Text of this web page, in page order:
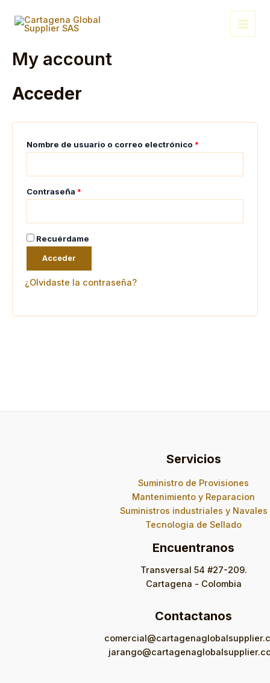
contenido
Main
Menu
My account
Acceder
Nombre de usuario o correo electrónico *
Contraseña *
Recuérdame
Acceder
¿Olvidaste la contraseña?
Servicios
Suministro de Provisiones
Mantenimiento y Reparacion
Suministros industriales y Navales
Tecnologia de Sellado
Encuentranos
Transversal 54 #27-209.
Cartagena - Colombia
Contactanos